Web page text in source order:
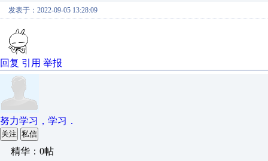
发表于：2022-09-05 13:28:09
回复 引用 举报
努力学习，学习．
关注 私信
精华：0帖